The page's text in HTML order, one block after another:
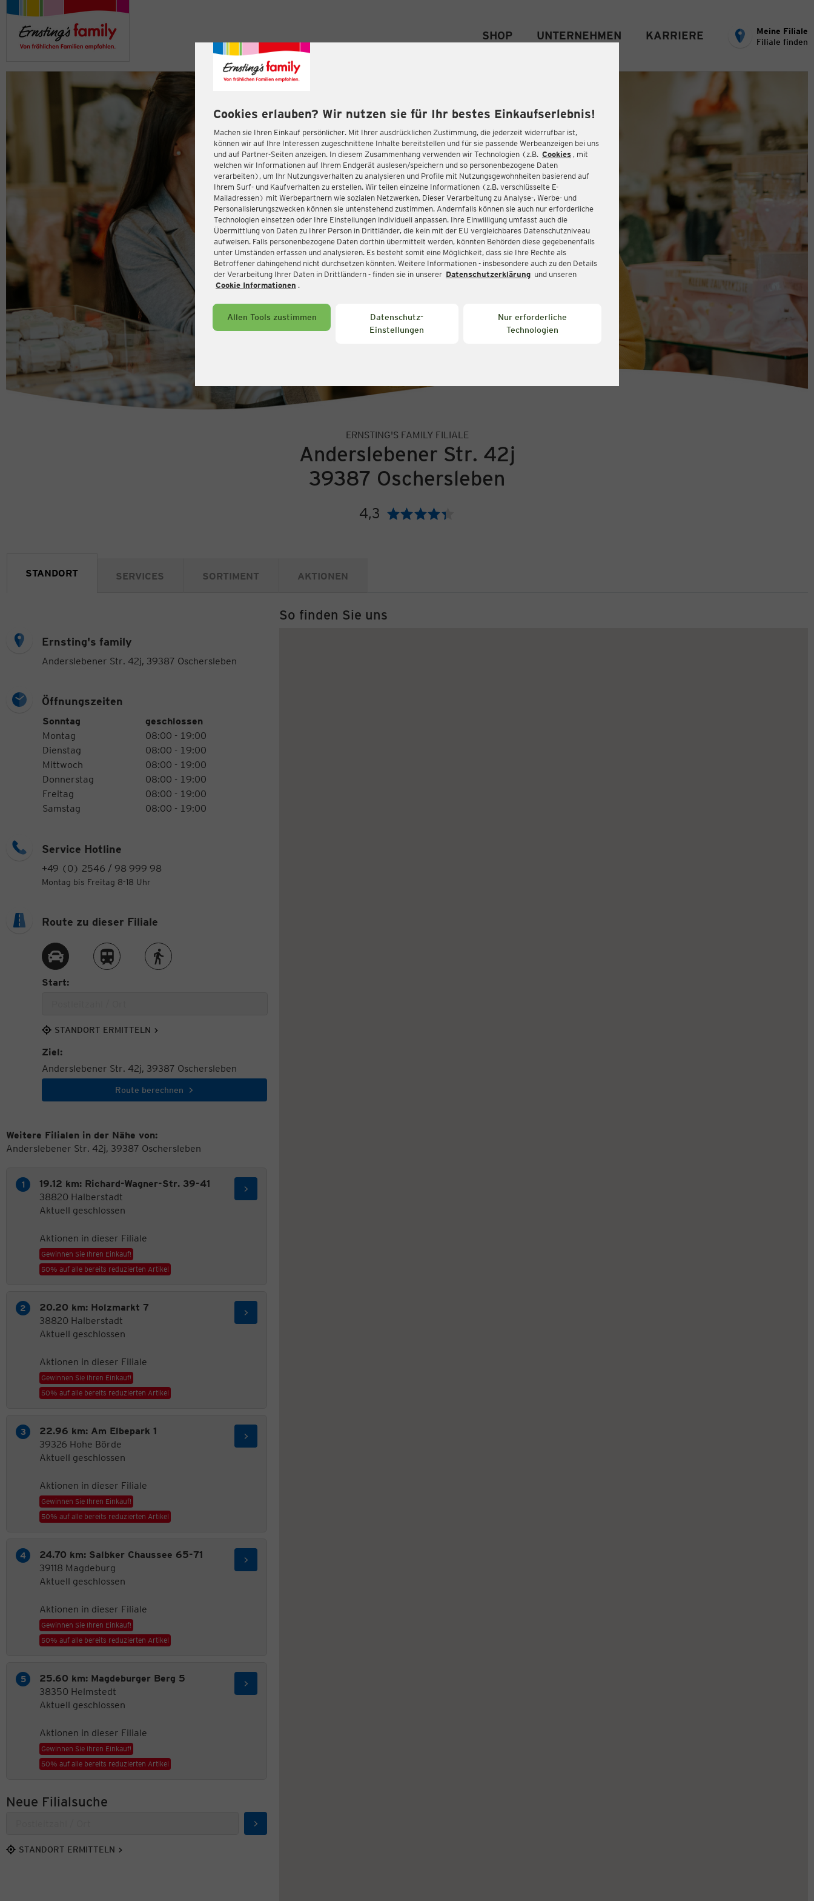
Cookies erlauben? Wir nutzen sie für Ihr bestes Einkaufserlebnis!
Machen sie Ihren Einkauf persönlicher. Mit Ihrer ausdrücklichen Zustimmung, die jederzeit widerrufbar ist,
können wir auf Ihre Interessen zugeschnittene Inhalte bereitstellen und für sie passende Werbeanzeigen bei uns
und auf Partner-Seiten anzeigen. In diesem Zusammenhang verwenden wir Technologien (z.B. Cookies , mit
welchen wir Informationen auf Ihrem Endgerät auslesen/speichern und so personenbezogene Daten
verarbeiten), um Ihr Nutzungsverhalten zu analysieren und Profile mit Nutzungsgewohnheiten basierend auf
Ihrem Surf- und Kaufverhalten zu erstellen. Wir teilen einzelne Informationen (z.B. verschlüsselte E-
Mailadressen) mit Werbepartnern wie sozialen Netzwerken. Dieser Verarbeitung zu Analyse-, Werbe- und
Personalisierungszwecken können sie untenstehend zustimmen. Andernfalls können sie auch nur erforderliche
Technologien einsetzen oder Ihre Einstellungen individuell anpassen. Ihre Einwilligung umfasst auch die
Übermittlung von Daten zu Ihrer Person in Drittländer, die kein mit der EU vergleichbares Datenschutzniveau
aufweisen. Falls personenbezogene Daten dorthin übermittelt werden, könnten Behörden diese gegebenenfalls
unter Umständen erfassen und analysieren. Es besteht somit eine Möglichkeit, dass sie Ihre Rechte als
Betroffener dahingehend nicht durchsetzen könnten. Weitere Informationen - insbesondere auch zu den Details
der Verarbeitung Ihrer Daten in Drittländern - finden sie in unserer Datenschutzerklärung und unseren
Cookie Informationen .
Allen Tools zustimmen
Datenschutz-
Einstellungen
Nur erforderliche
Technologien
SHOP UNTERNEHMEN KARRIERE
Meine Filiale
Filiale finden
ERNSTING'S FAMILY FILIALE
Anderslebener Str. 42j
39387 Oschersleben
4,3 Bewertung:
STANDORT SERVICES SORTIMENT AKTIONEN
Ernsting's family
Anderslebener Str. 42j, 39387 Oschersleben
Öffnungszeiten
Öffnungszeiten
Wochentag
Sonntag
geschlossen
Montag
08:00 - 19:00
Dienstag
08:00 - 19:00
Mittwoch
08:00 - 19:00
Donnerstag
08:00 - 19:00
Freitag
08:00 - 19:00
Samstag
08:00 - 19:00
Service Hotline
+49 (0) 2546 / 98 999 98
Montag bis Freitag 8-18 Uhr
So finden Sie uns
Route zu dieser Filiale
Route per AutoRoute per ZugRoute zu Fuß
Start:
STANDORT ERMITTELN
Ziel:
Anderslebener Str. 42j, 39387 Oschersleben
Route berechnen
Weitere Filialen in der Nähe von:
Anderslebener Str. 42j, 39387 Oschersleben
19.12 km: Richard-Wagner-Str. 39-41
38820 Halberstadt
Aktuell geschlossen
Aktionen in dieser Filiale
Gewinnen Sie Ihren Einkauf!
50% auf alle bereits reduzierten Artikel
20.20 km: Holzmarkt 7
38820 Halberstadt
Aktuell geschlossen
Aktionen in dieser Filiale
Gewinnen Sie Ihren Einkauf!
50% auf alle bereits reduzierten Artikel
22.96 km: Am Elbepark 1
39326 Hohe Börde
Aktuell geschlossen
Aktionen in dieser Filiale
Gewinnen Sie Ihren Einkauf!
50% auf alle bereits reduzierten Artikel
24.70 km: Salbker Chaussee 65-71
39118 Magdeburg
Aktuell geschlossen
Aktionen in dieser Filiale
Gewinnen Sie Ihren Einkauf!
50% auf alle bereits reduzierten Artikel
25.60 km: Magdeburger Berg 5
38350 Helmstedt
Aktuell geschlossen
Aktionen in dieser Filiale
Gewinnen Sie Ihren Einkauf!
50% auf alle bereits reduzierten Artikel
Neue Filialsuche
Suchen
STANDORT ERMITTELN